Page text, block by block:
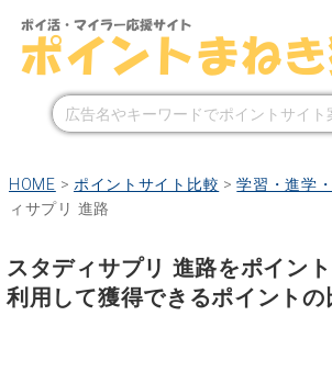
HOME > ポイントサイト比較 >学習・進学
ィサプリ 進路
スタディサプリ 進路をポイン
利用して獲得できるポイントの